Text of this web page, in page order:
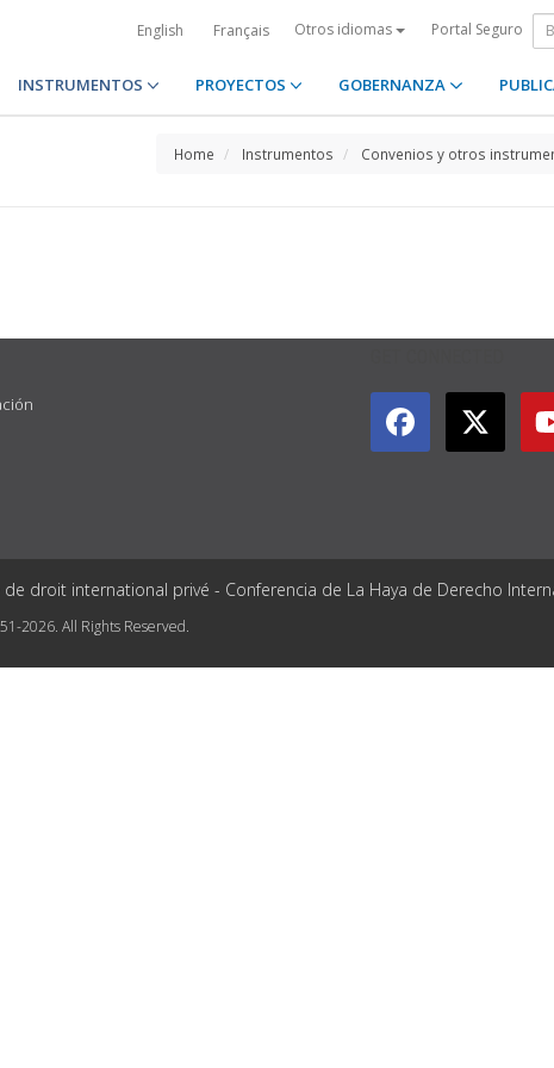
English Français Otros idiomas Portal Seguro
INSTRUMENTOS PROYECTOS GOBERNANZA
Home Instrumentos Convenios y otros
droit international privé - Conferencia de La Haya de Derecho
2026. All Rights Reserved.